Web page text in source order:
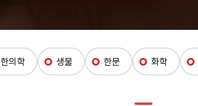
화학
할인이벤트
한의학 생물 한문 화학